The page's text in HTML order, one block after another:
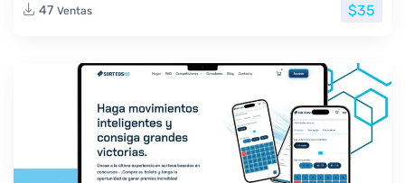
47 Ventas $35